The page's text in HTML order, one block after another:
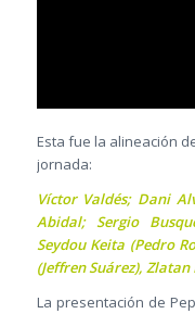
Esta fue la alineación
jornada:
Víctor Valdés; Dani
Abidal; Sergio
Seydou Keita (Pedro
(Jeffren Suárez),
La presentación de